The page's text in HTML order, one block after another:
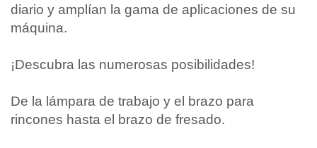
diario y amplían la gama de aplicaciones de su
máquina.
¡Descubra las numerosas posibilidades!
De la lámpara de trabajo y el brazo para
rincones hasta el brazo de fresado.